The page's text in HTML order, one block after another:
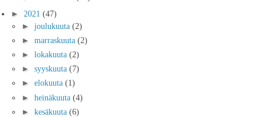
► 2021 (47)
► joulukuuta (2)
► marraskuuta (2)
► lokakuuta (2)
► syyskuuta (7)
► elokuuta (1)
► heinäkuuta (4)
► kesäkuuta (6)